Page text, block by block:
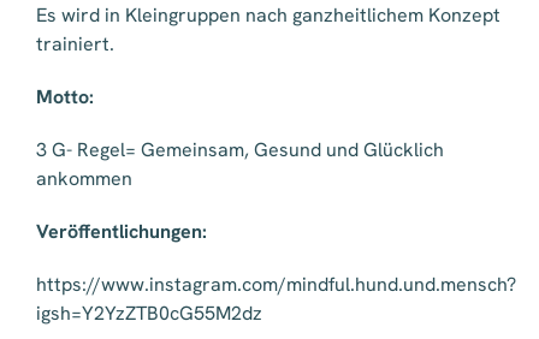
Es wird in Kleingruppen nach ganzheitlichem Konzept
trainiert.
Motto:
3 G- Regel= Gemeinsam, Gesund und Glücklich
ankommen
Veröffentlichungen:
https://www.instagram.com/mindful.hund.und.mensch?
igsh=Y2YzZTB0cG55M2dz